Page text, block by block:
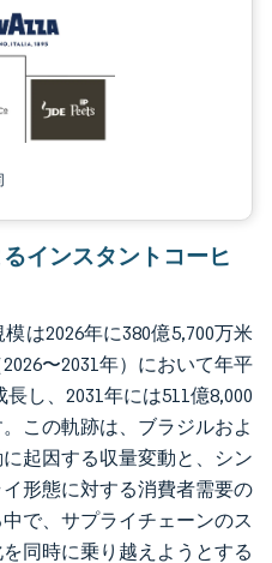
インスタントコーヒ
は2026年に380億5,700万米
〜2031年）において年平
し、2031年には511億8,000
この軌跡は、ブラジルおよ
起因する収量変動と、シン
形態に対する消費者需要の
で、サプライチェーンのス
同時に乗り越えようとする